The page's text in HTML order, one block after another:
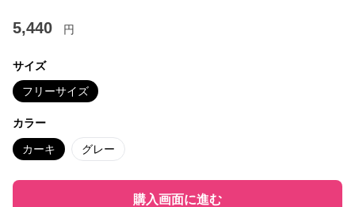
5,440 円
サイズ
フリーサイズ
カラー
カーキ グレー
購入画面に進む